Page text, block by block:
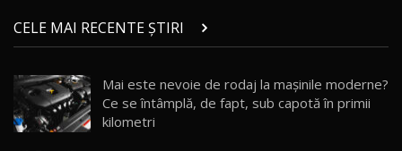
chinez care face lumea să se întoarcă după el
/ AutoBlog.MD
17:27
15 14:37
CELE MAI RECENTE ȘTIRI
Mai este nevoie de rodaj la mașinile moderne?
Ce se întâmplă, de fapt, sub capotă în primii
kilometri